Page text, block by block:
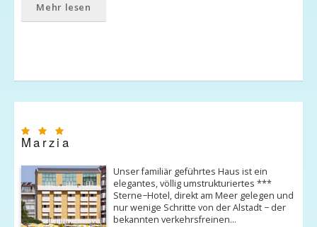
Mehr lesen
Marzia
Unser familiär geführtes Haus ist ein
elegantes, völlig umstrukturiertes ***
Sterne−Hotel, direkt am Meer gelegen und
nur wenige Schritte von der Alstadt − der
bekannten verkehrsfreinen…